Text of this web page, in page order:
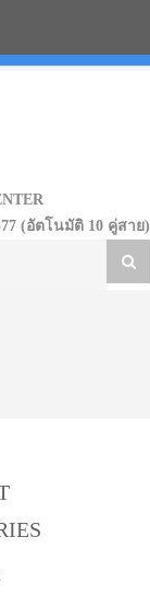
(อัตโนมัติ 10 คู่สาย)